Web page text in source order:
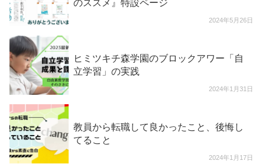
2024年5月26日
のススメ』特設ページ
2024年1月31日
ヒミツキチ森学園のブロックアワー「自
立学習」の実践
2024年1月17日
教員から転職して良かったこと、後悔し
てること